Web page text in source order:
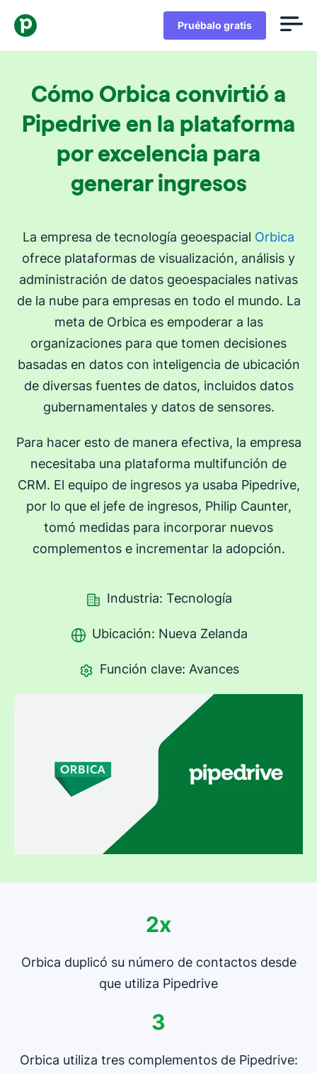
Pruébalo gratis
Cómo Orbica convirtió a
Pipedrive en la plataforma
por excelencia para
generar ingresos
La empresa de tecnología geoespacial Orbica
ofrece plataformas de visualización, análisis y
administración de datos geoespaciales nativas
de la nube para empresas en todo el mundo. La
meta de Orbica es empoderar a las
organizaciones para que tomen decisiones
basadas en datos con inteligencia de ubicación
de diversas fuentes de datos, incluidos datos
gubernamentales y datos de sensores.
Para hacer esto de manera efectiva, la empresa
necesitaba una plataforma multifunción de
CRM. El equipo de ingresos ya usaba Pipedrive,
por lo que el jefe de ingresos, Philip Caunter,
tomó medidas para incorporar nuevos
complementos e incrementar la adopción.
Industria: Tecnología
Ubicación: Nueva Zelanda
Función clave: Avances
2x
Orbica duplicó su número de contactos desde
que utiliza Pipedrive
3
Orbica utiliza tres complementos de Pipedrive: